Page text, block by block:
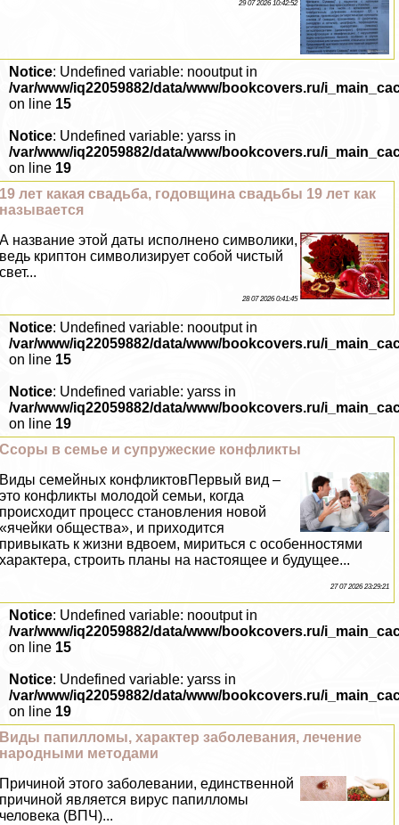
29 07 2026 10:42:52
Notice: Undefined variable: nooutput in
/var/www/iq22059882/data/www/bookcovers.ru/
on line 15
Notice: Undefined variable: yarss in
/var/www/iq22059882/data/www/bookcovers.ru/
on line 19
19 лет какая свадьба, годовщина свадьбы 19 лет как
называется
А название этой даты исполнено символики,
ведь криптон символизирует собой чистый
свет...
28 07 2026 0:41:45
Notice: Undefined variable: nooutput in
/var/www/iq22059882/data/www/bookcovers.ru/
on line 15
Notice: Undefined variable: yarss in
/var/www/iq22059882/data/www/bookcovers.ru/
on line 19
Ссоры в семье и супружеские конфликты
Виды семейных конфликтовПервый вид –
это конфликты молодой семьи, когда
происходит процесс становления новой
«ячейки общества», и приходится
привыкать к жизни вдвоем, мириться с особенностями
хаpaктера, строить планы на настоящее и будущее...
27 07 2026 23:29:21
Notice: Undefined variable: nooutput in
/var/www/iq22059882/data/www/bookcovers.ru/
on line 15
Notice: Undefined variable: yarss in
/var/www/iq22059882/data/www/bookcovers.ru/
on line 19
Виды папилломы, хаpaктер заболевания, лечение
народными методами
Причиной этого заболевании, единственной
причиной является вирус папилломы
человека (ВПЧ)...